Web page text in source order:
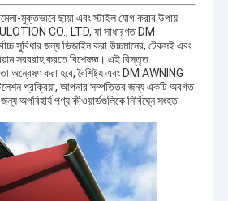
মুক্তভাবে ছায়া এবং স্টাইল যোগ করার উপায়
CO., LTD, যা সাধারণত DM
সুবিধার জন্য ডিজাইন করা উচ্চমানের, টেকসই এবং
সরবরাহ করতে বিশেষজ্ঞ। এই বিস্তৃত
অন্বেষণ করা হবে, বৈশিষ্ট্য এবং DM AWNING
প্রক্রিয়া, আপনার সম্পত্তির জন্য একটি অবগত
অপরিহার্য পণ্য কীওয়ার্ডগুলিকে নির্বিঘ্নে সংহত